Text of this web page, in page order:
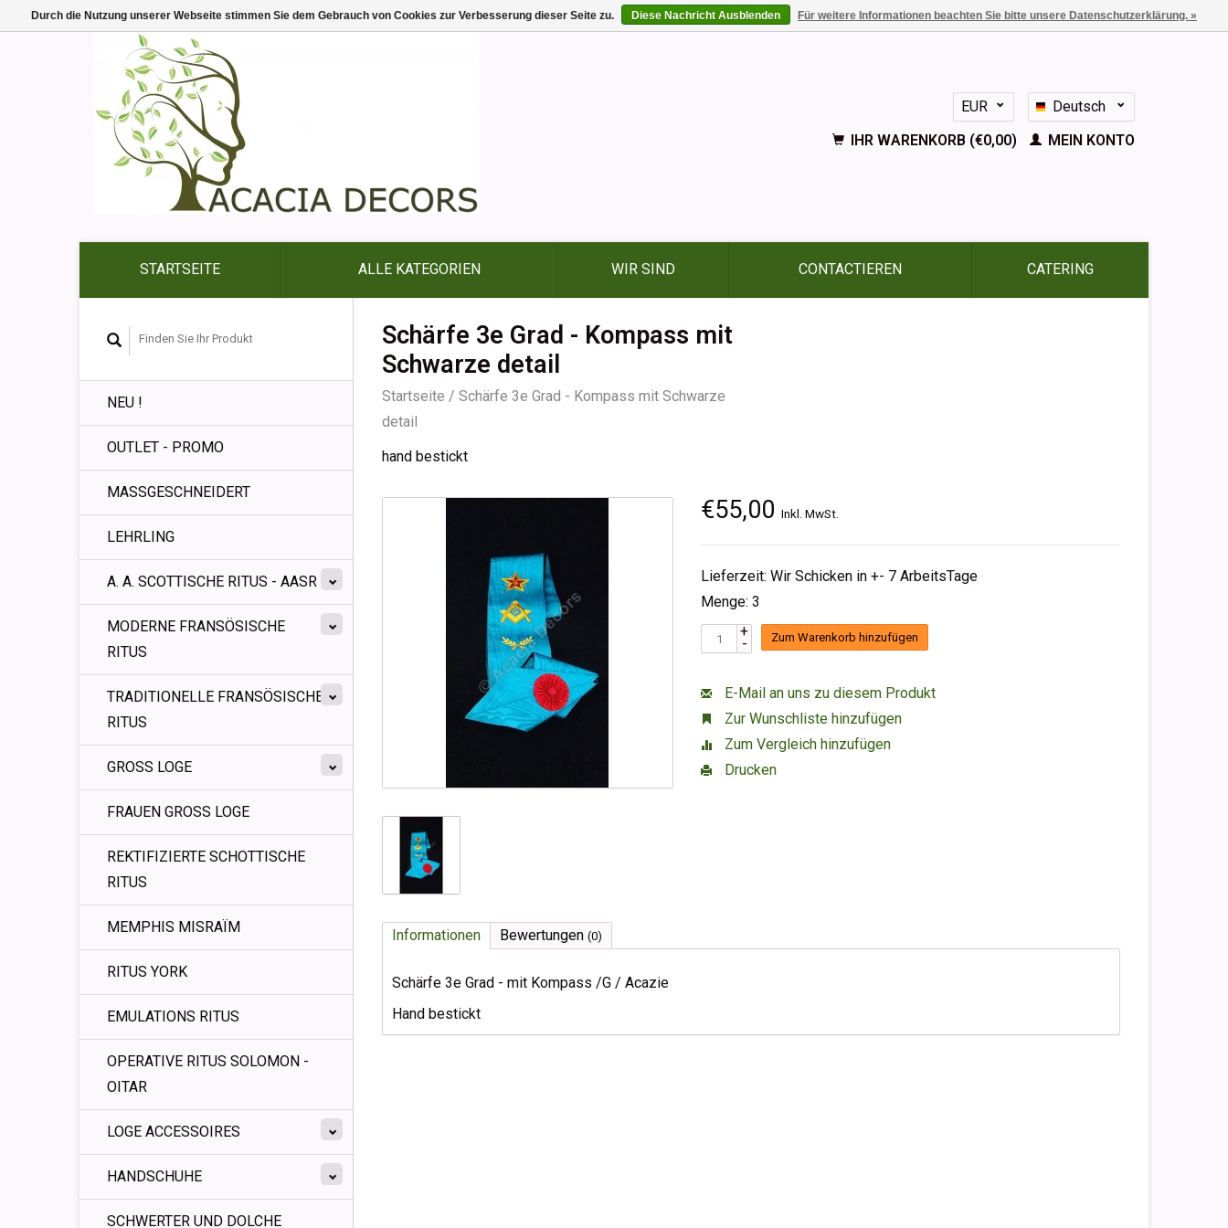
EUR
GBP
Deutsch
Nederlands
English
IHR WARENKORB (€0,00) MEIN KONTO
STARTSEITE ALLE KATEGORIEN WIR SIND CONTACTIEREN CATERING
NEU !
OUTLET - PROMO
MASSGESCHNEIDERT
LEHRLING
A. A. SCOTTISCHE RITUS - AASR
MODERNE FRANSÖSISCHE
RITUS
TRADITIONELLE FRANSÖSISCHE
RITUS
GROSS LOGE
FRAUEN GROSS LOGE
REKTIFIZIERTE SCHOTTISCHE
RITUS
MEMPHIS MISRAÏM
RITUS YORK
EMULATIONS RITUS
OPERATIVE RITUS SOLOMON -
OITAR
LOGE ACCESSOIRES
HANDSCHUHE
SCHWERTER UND DOLCHE
Schärfe 3e Grad - Kompass mit
Schwarze detail
Startseite / Schärfe 3e Grad - Kompass mit Schwarze
detail
hand bestickt
€55,00Inkl. MwSt.
Lieferzeit: Wir Schicken in +- 7 ArbeitsTage
Menge: 3
+
- Zum Warenkorb hinzufügen
E-Mail an uns zu diesem Produkt
Zur Wunschliste hinzufügen
Zum Vergleich hinzufügen
Drucken
Informationen Bewertungen (0)
Schärfe 3e Grad - mit Kompass /G / Acazie
Hand bestickt
Durch die Nutzung unserer Webseite stimmen Sie dem Gebrauch von Cookies zur Verbesserung dieser Seite zu. Diese Nachricht Ausblenden Für weitere Informationen beachten Sie bitte unsere Datenschutzerklärung. »